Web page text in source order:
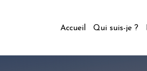
Accueil Qui suis-je ?